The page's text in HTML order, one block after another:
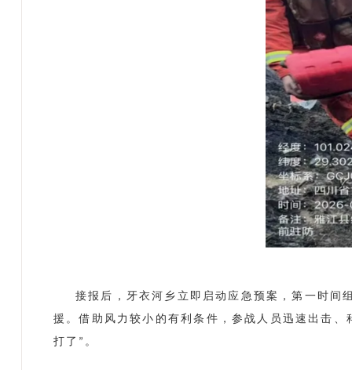
接报后，牙衣河乡立即启动应急预案，第一时间
援。借助风力较小的有利条件，参战人员迅速出击
打了 ” 。